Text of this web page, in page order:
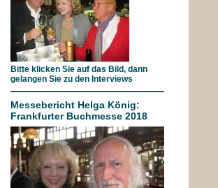
Bitte klicken Sie auf das Bild, dann
gelangen Sie zu den Interviews
Messebericht Helga König:
Frankfurter Buchmesse 2018